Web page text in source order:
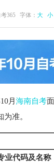
考365 字体： 大 小
月 海南自考
准。
业代码及名称